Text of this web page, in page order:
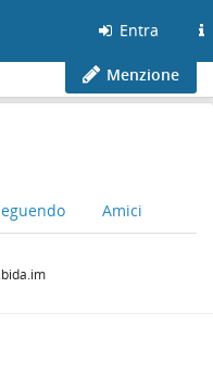
Entra
Menzione
Amici